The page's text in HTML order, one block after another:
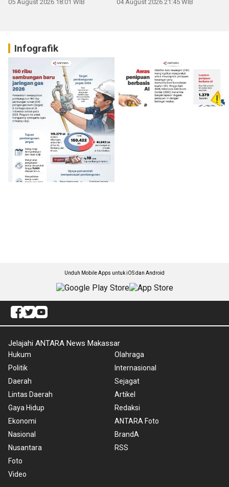
05 August 2026 18:01 WIB 04 August 2026 21:45 WIB
Infografik
Unduh Mobile Apps untuk iOS dan Android
Jelajahi ANTARA News Makassar
Hukum
Politik
Daerah
Lintas Daerah
Gaya Hidup
Ekonomi
Nasional
Nusantara
Foto
Video
Olahraga
Internasional
Sejagat
Artikel
Redaksi
ANTARA Foto
BrandA
RSS